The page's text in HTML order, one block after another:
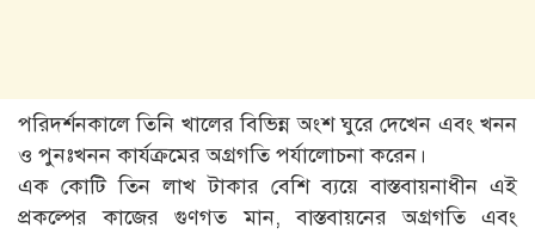
পরিদর্শনকালে তিনি খালের বিভিন্ন অংশ ঘুরে দেখেন এবং খনন
ও পুনঃখনন কার্যক্রমের অগ্রগতি পর্যালোচনা করেন।
এক কোটি তিন লাখ টাকার বেশি ব্যয়ে বাস্তবায়নাধীন এই
প্রকল্পের কাজের গুণগত মান, বাস্তবায়নের অগ্রগতি এবং